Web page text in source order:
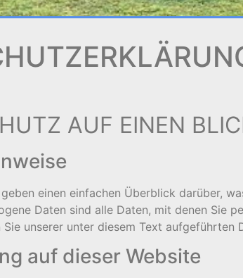
AUF EINEN
einen einfachen Überblick darüber,
Daten sind alle Daten, mit denen Sie
unserer unter diesem Text aufgeführten
auf dieser Website